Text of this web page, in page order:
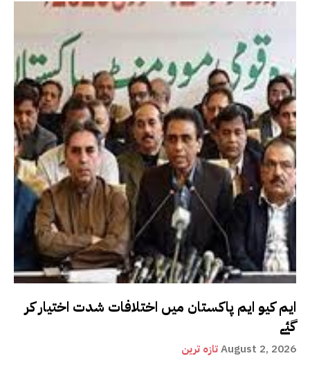
ایم کیو ایم پاکستان میں اختلافات شدت اختیار کر
گئے
تازہ ترینAugust 2, 2026